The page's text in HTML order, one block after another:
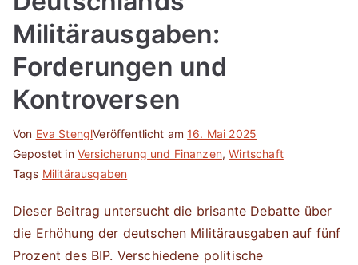
Militärausgaben:
Forderungen und
Kontroversen
Von Eva StenglVeröffentlicht am16. Mai 2025
Gepostet in Versicherung und Finanzen,Wirtschaft
Tags Militärausgaben
Dieser Beitrag untersucht die brisante Debatte über
die Erhöhung der deutschen Militärausgaben auf fünf
Prozent des BIP. Verschiedene politische